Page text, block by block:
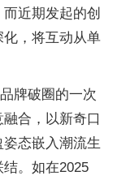
近期发起的创
，将互动从单
牌破圈的一次
合，以新奇口
态嵌入潮流生
。如在2025